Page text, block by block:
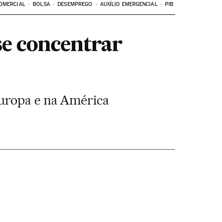
BOLSA DESEMPREGO AUXÍLIO EMERGENCIAL PIB
concentrar
e na América